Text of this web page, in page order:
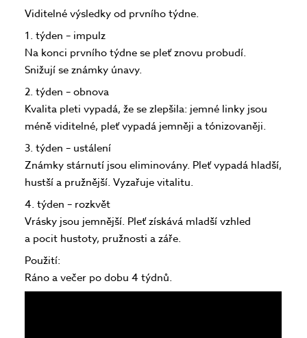
Viditelné výsledky od prvního týdne.
1. týden – impulz
Na konci prvního týdne se pleť znovu probudí.
Snižují se známky únavy.
2. týden – obnova
Kvalita pleti vypadá, že se zlepšila: jemné linky jsou
méně viditelné, pleť vypadá jemněji a tónizovaněji.
3. týden – ustálení
Známky stárnutí jsou eliminovány. Pleť vypadá hladší,
hustší a pružnější. Vyzařuje vitalitu.
4. týden – rozkvět
Vrásky jsou jemnější. Pleť získává mladší vzhled
a pocit hustoty, pružnosti a záře.
Použití:
Ráno a večer po dobu 4 týdnů.